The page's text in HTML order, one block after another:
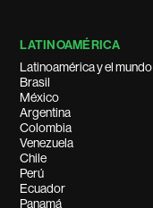
LATINOAMÉRICA
Latinoamérica y el mundo
Brasil
México
Argentina
Colombia
Venezuela
Chile
Perú
Ecuador
Panamá